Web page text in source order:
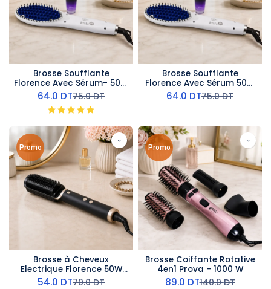
Brosse Soufflante
Florence Avec Sérum- 50W
Rose
64.0 DT75.0DT
Brosse Soufflante
Florence Avec Sérum 50W
360° Bleu
64.0 DT75.0DT
Promo
Brosse à Cheveux
Electrique Florence 50W
230°C
54.0 DT70.0DT
Promo
Brosse Coiffante Rotative
4en1 Prova - 1000 W
89.0 DT140.0DT